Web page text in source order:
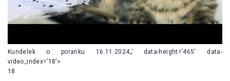
Kundelek o poranku 16.11.2024„’ data-height=’465′ data-
video_index=’18’>
18